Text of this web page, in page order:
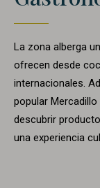
La zona alberga
ofrecen desde
internacionales.
popular
descubrir
una experiencia